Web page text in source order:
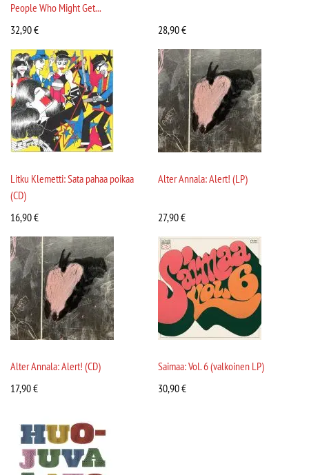
People Who Might Get...
32,90€ 28,90€
Litku Klemetti: Sata pahaa poikaa
(CD)
16,90€
Alter Annala: Alert! (LP)
27,90€
Alter Annala: Alert! (CD)
17,90€
Saimaa: Vol. 6 (valkoinen LP)
30,90€